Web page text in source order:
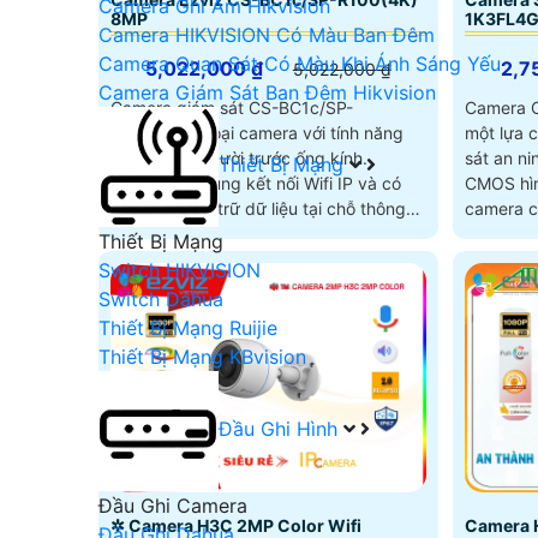
Camera Ghi Âm Hikvision
Camera HIKVISION Có Màu Ban Đêm
Camera Quan Sát Có Màu Khi Ánh Sáng Yếu
Camera Giám Sát Ban Đêm Hikvision
Thiết Bị Mạng
Thiết Bị Mạng
Switch HIKVISION
Switch Dahua
Thiết Bị Mạng Ruijie
Thiết Bị Mạng KBvision
Đầu Ghi Hình
Đầu Ghi Camera
8MP
5,022,000 ₫
5,022,000 ₫
Camera giám sát CS-BC1c/SP-
R100(4K) là loại camera với tính năng
nhận dạng người trước ống kính.
Camera sử dụng kết nối Wifi IP và có
khả năng lưu trữ dữ liệu tại chỗ thông
qua khe cắm thẻ nhớ Micro SD dung
lượng lên đến 512GB
Camera
một lựa
sát an ninh
CMOS
camera
✲ Camera H3C 2MP Color Wifi Camera